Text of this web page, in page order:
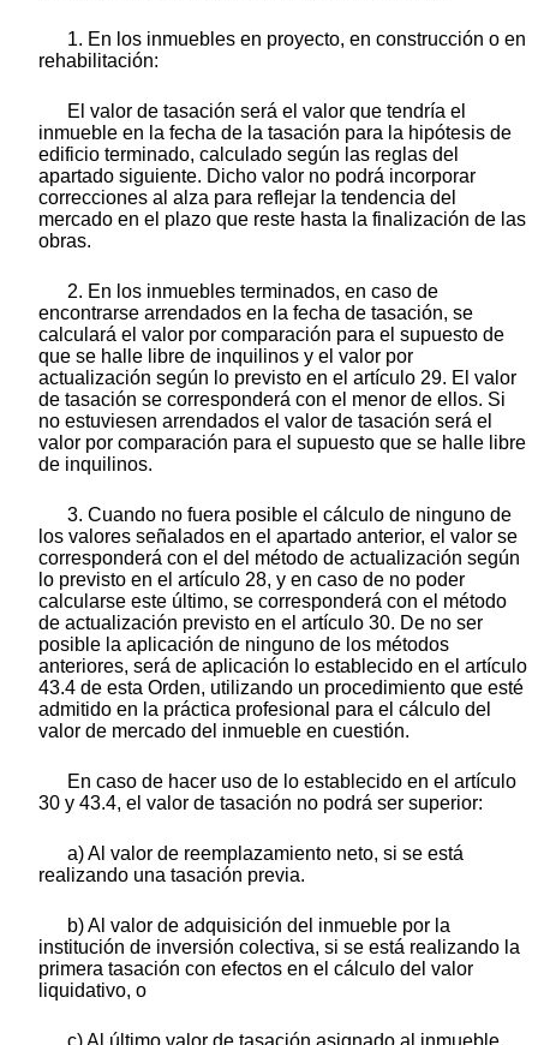
1. En los inmuebles en proyecto, en construcción o en
rehabilitación:
El valor de tasación será el valor que tendría el
inmueble en la fecha de la tasación para la hipótesis de
edificio terminado, calculado según las reglas del
apartado siguiente. Dicho valor no podrá incorporar
correcciones al alza para reflejar la tendencia del
mercado en el plazo que reste hasta la finalización de las
obras.
2. En los inmuebles terminados, en caso de
encontrarse arrendados en la fecha de tasación, se
calculará el valor por comparación para el supuesto de
que se halle libre de inquilinos y el valor por
actualización según lo previsto en el artículo 29. El valor
de tasación se corresponderá con el menor de ellos. Si
no estuviesen arrendados el valor de tasación será el
valor por comparación para el supuesto que se halle libre
de inquilinos.
3. Cuando no fuera posible el cálculo de ninguno de
los valores señalados en el apartado anterior, el valor se
corresponderá con el del método de actualización según
lo previsto en el artículo 28, y en caso de no poder
calcularse este último, se corresponderá con el método
de actualización previsto en el artículo 30. De no ser
posible la aplicación de ninguno de los métodos
anteriores, será de aplicación lo establecido en el artículo
43.4 de esta Orden, utilizando un procedimiento que esté
admitido en la práctica profesional para el cálculo del
valor de mercado del inmueble en cuestión.
En caso de hacer uso de lo establecido en el artículo
30 y 43.4, el valor de tasación no podrá ser superior:
a) Al valor de reemplazamiento neto, si se está
realizando una tasación previa.
b) Al valor de adquisición del inmueble por la
institución de inversión colectiva, si se está realizando la
primera tasación con efectos en el cálculo del valor
liquidativo, o
c) Al último valor de tasación asignado al inmueble,